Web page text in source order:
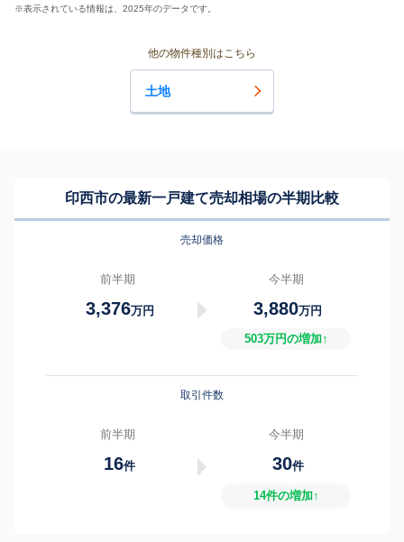
※表示されている情報は、2025年のデータです。
他の物件種別はこちら
土地
印西市の最新一戸建て売却相場の半期比較
売却価格
前半期
3,376万円
今半期
3,880万円
503万円の増加↑
取引件数
前半期
16件
今半期
30件
14件の増加↑